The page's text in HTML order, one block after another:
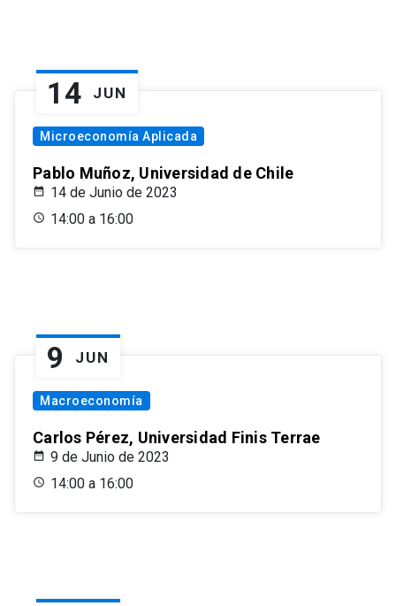
14 JUN
Microeconomía Aplicada
Pablo Muñoz, Universidad de Chile
14 de Junio de 2023
14:00 a 16:00
9 JUN
Macroeconomía
Carlos Pérez, Universidad Finis Terrae
9 de Junio de 2023
14:00 a 16:00